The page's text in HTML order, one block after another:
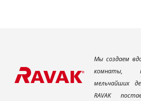
Мы создаем
комнаты,
мельчайших
RAVAK